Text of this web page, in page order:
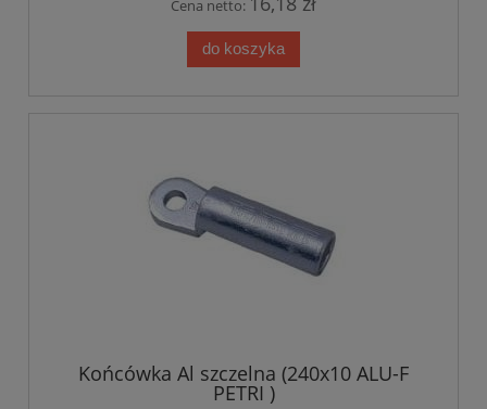
Cena netto:
do koszyka
Końcówka Al szczelna (240x10 ALU-F
PETRI )